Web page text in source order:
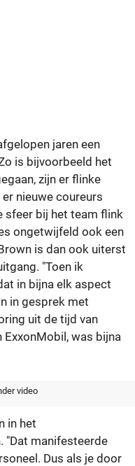
jaren een
is bijvoorbeeld het
zijn er flinke
nieuwe coureurs
sfeer bij het team flink
ongetwijfeld ook een
is dan ook uiterst
"Toen ik
in bijna elk aspect
in gesprek met
uit de tijd van
ExxonMobil, was bijna
video
in het
"Dat manifesteerde
Dus als je door